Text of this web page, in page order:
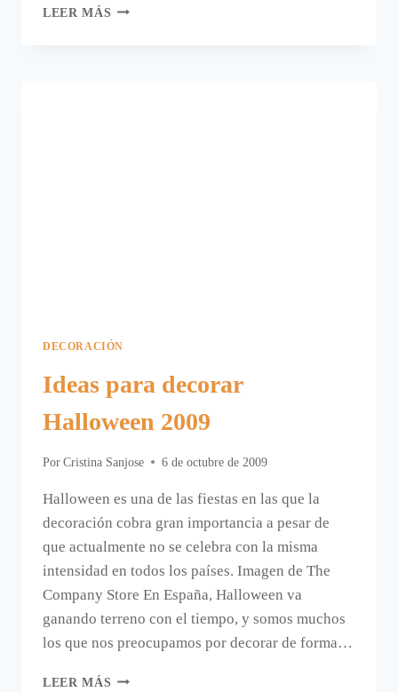
LEER MÁS UNA
DECORACIÓN
Ideas para decorar
Halloween 2009
Por Cristina Sanjose 6 de octubre de 2009
Halloween es una de las fiestas en las que la
decoración cobra gran importancia a pesar de
que actualmente no se celebra con la misma
intensidad en todos los países. Imagen de The
Company Store En España, Halloween va
ganando terreno con el tiempo, y somos muchos
los que nos preocupamos por decorar de forma…
LEER MÁS IDEAS